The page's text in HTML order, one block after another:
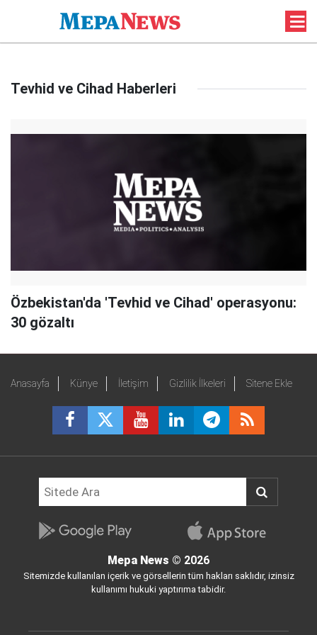
Tevhid ve Cihad Haberleri
Özbekistan'da 'Tevhid ve Cihad' operasyonu:
30 gözaltı
Anasayfa Künye İletişim Gizlilik İlkeleri Sitene Ekle
Mepa News © 2026
Sitemizde kullanılan içerik ve görsellerin tüm hakları saklıdır, izinsiz
kullanımı hukuki yaptırıma tabidir.